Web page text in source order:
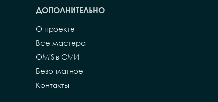
О проекте
Безоплатное
Контакты
ДОПОЛНИТЕЛЬНО
OMiS в СМИ
Все мастера